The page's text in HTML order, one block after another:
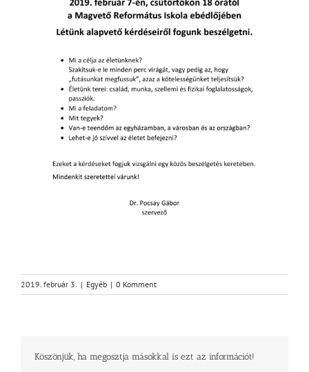
2019. február 3. | Egyéb | 0 Komment
Köszönjük, ha megosztja másokkal is ezt az információt!